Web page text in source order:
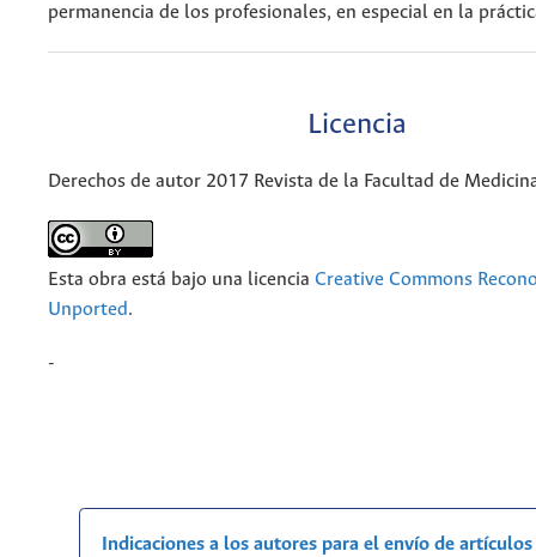
permanencia de los profesionales, en especial en la
Licencia
Derechos de autor 2017 Revista de la Facultad de
Esta obra está bajo una licencia Creative Commons
Unported.
-
Indicaciones a los autores para el envío de artículos